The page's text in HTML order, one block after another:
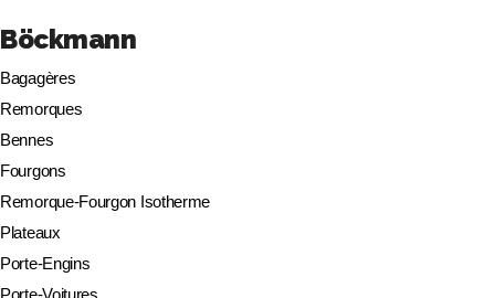
Böckmann
Bagagères
Remorques
Bennes
Fourgons
Remorque-Fourgon Isotherme
Plateaux
Porte-Engins
Porte-Voitures